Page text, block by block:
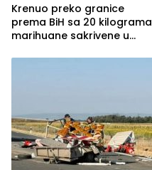
Krenuo preko granice
prema BiH sa 20 kilograma
marihuane sakrivene u